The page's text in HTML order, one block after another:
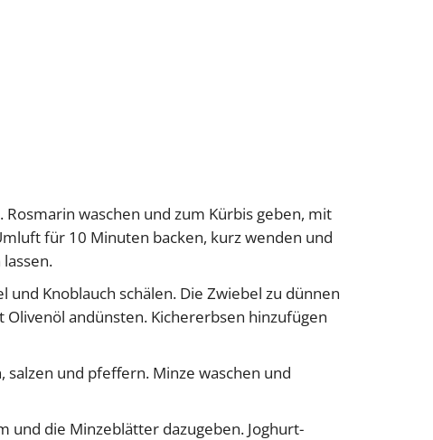
waschen und zum Kürbis geben, mit
für 10 Minuten backen, kurz wenden und
Knoblauch schälen. Die Zwiebel zu dünnen
andünsten. Kichererbsen hinzufügen
und pfeffern. Minze waschen und
und die Minzeblätter dazugeben. Joghurt-